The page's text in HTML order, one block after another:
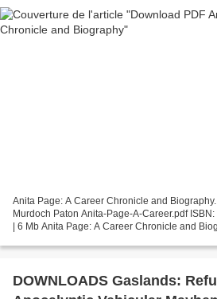
Anita Page: A Career Chronicle and
Murdoch Paton Anita-Page-A-Career.pdf
| 6 Mb Anita Page: A Career Chronicle and
DOWNLOADS Gaslands: